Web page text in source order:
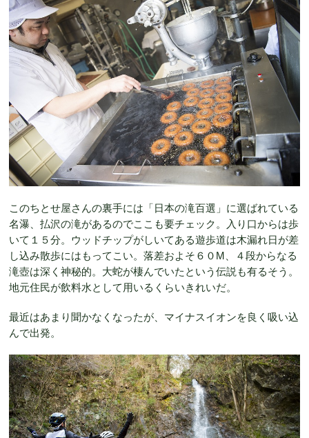
このちとせ屋さんの裏手には「日本の滝百選」に選ばれている
名瀑、払沢の滝があるのでここも要チェック。入り口からは歩
いて１５分。ウッドチップがしいてある遊歩道は木漏れ日が差
し込み散歩にはもってこい。落差およそ６０M、４段からなる
滝壺は深く神秘的。大蛇が棲んでいたという伝説も有るそう。
地元住民が飲料水として用いるくらいきれいだ。
最近はあまり聞かなくなったが、マイナスイオンを良く吸い込
んで出発。